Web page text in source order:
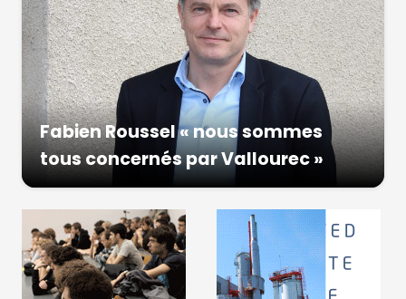
Fabien Roussel « nous sommes
tous concernés par Vallourec »